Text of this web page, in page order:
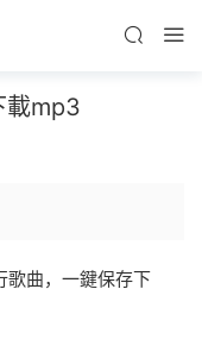
載mp3
歌曲，一鍵保存下